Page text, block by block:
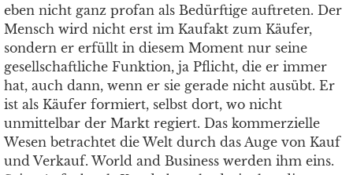
eben nicht ganz profan als Bedürftige auftreten. Der
Mensch wird nicht erst im Kaufakt zum Käufer,
sondern er erfüllt in diesem Moment nur seine
gesellschaftliche Funktion, ja Pflicht, die er immer
hat, auch dann, wenn er sie gerade nicht ausübt. Er
ist als Käufer formiert, selbst dort, wo nicht
unmittelbar der Markt regiert. Das kommerzielle
Wesen betrachtet die Welt durch das Auge von Kauf
und Verkauf. World and Business werden ihm eins.